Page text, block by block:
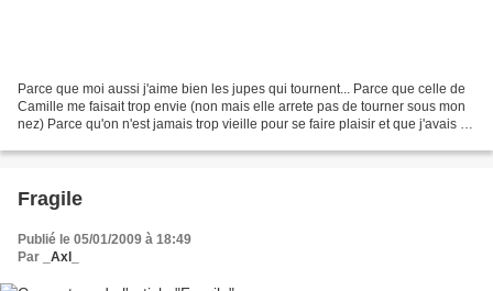
Parce que moi aussi j'aime bien les jupes qui tournent... Parce que celle de
Camille me faisait trop envie (non mais elle arrete pas de tourner sous mon
nez) Parce qu'on n'est jamais trop vieille pour se faire plaisir et que j'avais un
Fragile
Publié le 05/01/2009 à 18:49
Par
_Axl_